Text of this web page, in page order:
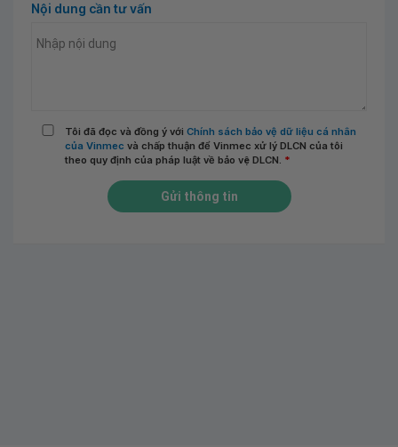
Nội dung cần tư vấn
Tôi đã đọc và đồng ý với Chính sách bảo vệ dữ liệu cá nhân
của Vinmec và chấp thuận để Vinmec xử lý DLCN của tôi
theo quy định của pháp luật về bảo vệ DLCN. *
Gửi thông tin